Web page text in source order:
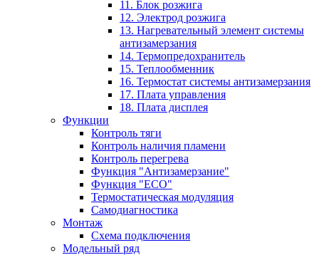
11. Блок розжига
12. Электрод розжига
13. Нагревательный элемент системы
антизамерзания
14. Термопредохранитель
15. Теплообменник
16. Термостат системы антизамерзания
17. Плата управления
18. Плата дисплея
Функции
Контроль тяги
Контроль наличия пламени
Контроль перегрева
Функция "Антизамерзание"
Функция "ECO"
Термостатическая модуляция
Самодиагностика
Монтаж
Схема подключения
Модельный ряд